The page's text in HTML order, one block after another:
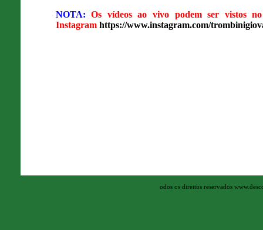
NOTA: Os vídeos ao vivo podem ser vistos
Instagram https://www.instagram.com/
odos os direitos reservados